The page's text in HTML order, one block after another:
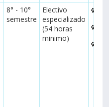
8° - 10°
semestre
Electivo
especializado
(54 horas
minimo)